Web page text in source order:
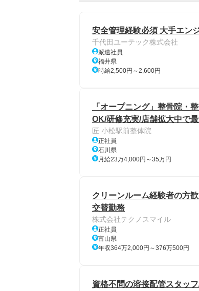
安全管理経験必須 大手エン
千代田ユーテック株式会社
派遣社員
福井県
時給2,500円～2,600円
「オープニング」整骨院・
OK/研修充実/店舗拡大中で
匠 小松駅前整体院
正社員
石川県
月給23万4,000円～35万円
クリーンルーム経験者の方
交替勤務
株式会社テクノスマイル
正社員
富山県
年収364万2,000円～376万500円
資格不問の溶接配管スタッ